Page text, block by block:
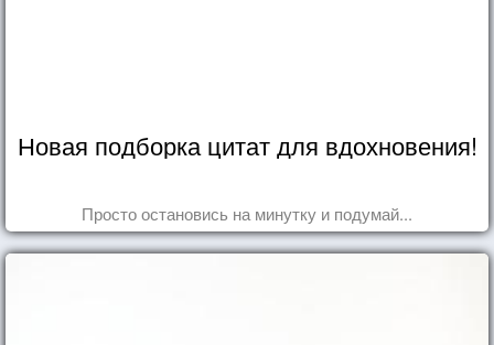
Новая подборка цитат для вдохновения!
Просто остановись на минутку и подумай...